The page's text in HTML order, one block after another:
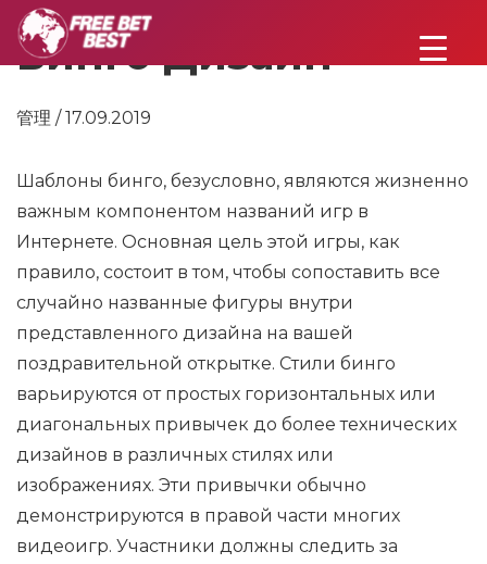
Бинго Дизайн
管理 / 17.09.2019
Шаблоны бинго, безусловно, являются жизненно
важным компонентом названий игр в
Интернете. Основная цель этой игры, как
правило, состоит в том, чтобы сопоставить все
случайно названные фигуры внутри
представленного дизайна на вашей
поздравительной открытке. Стили бинго
варьируются от простых горизонтальных или
диагональных привычек до более технических
дизайнов в различных стилях или
изображениях. Эти привычки обычно
демонстрируются в правой части многих
видеоигр. Участники должны следить за